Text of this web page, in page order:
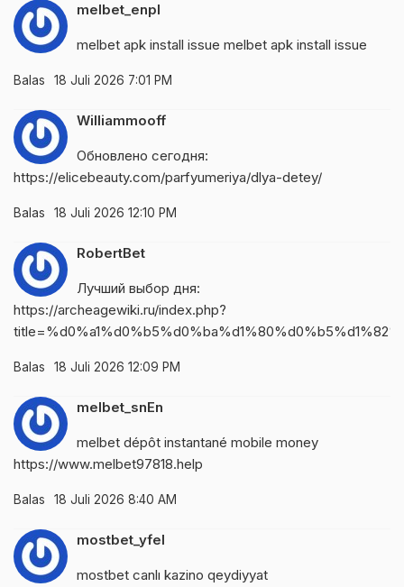
melbet_enpl
melbet apk install issue melbet apk install issue
Balas 18 Juli 2026 7:01 PM
Williammooff
Обновлено сегодня:
https://elicebeauty.com/parfyumeriya/dlya-detey/
Balas 18 Juli 2026 12:10 PM
RobertBet
Лучший выбор дня:
https://archeagewiki.ru/index.php?
Balas 18 Juli 2026 12:09 PM
melbet_snEn
melbet dépôt instantané mobile money
https://www.melbet97818.help
Balas 18 Juli 2026 8:40 AM
mostbet_yfel
mostbet canlı kazino qeydiyyat